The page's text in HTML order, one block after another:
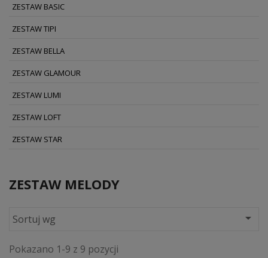
ZESTAW BASIC
ZESTAW TIPI
ZESTAW BELLA
ZESTAW GLAMOUR
ZESTAW LUMI
ZESTAW LOFT
ZESTAW STAR
ZESTAW MELODY
Sortuj wg 
Pokazano 1-9 z 9 pozycji